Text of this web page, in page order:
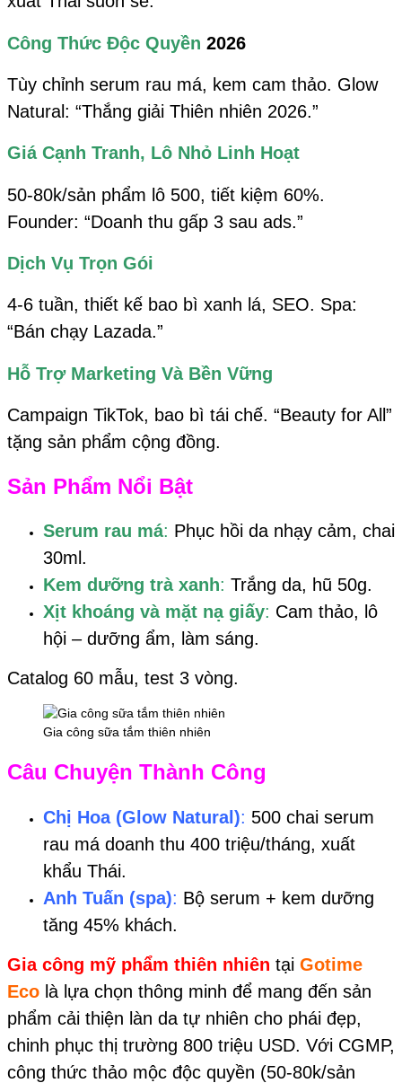
Công Thức Độc Quyền 2026
Tùy chỉnh serum rau má, kem cam thảo. Glow
Natural: “Thắng giải Thiên nhiên 2026.”
Giá Cạnh Tranh, Lô Nhỏ Linh Hoạt
50-80k/sản phẩm lô 500, tiết kiệm 60%.
Founder: “Doanh thu gấp 3 sau ads.”
Dịch Vụ Trọn Gói
4-6 tuần, thiết kế bao bì xanh lá, SEO. Spa:
“Bán chạy Lazada.”
Hỗ Trợ Marketing Và Bền Vững
Campaign TikTok, bao bì tái chế. “Beauty for All”
tặng sản phẩm cộng đồng.
Sản Phẩm Nổi Bật
Serum rau má: Phục hồi da nhạy cảm, chai
30ml.
Kem dưỡng trà xanh: Trắng da, hũ 50g.
Xịt khoáng và mặt nạ giấy: Cam thảo, lô
hội – dưỡng ẩm, làm sáng.
Catalog 60 mẫu, test 3 vòng.
Gia công sữa tắm thiên nhiên
Câu Chuyện Thành Công
Chị Hoa (Glow Natural): 500 chai serum
rau má doanh thu 400 triệu/tháng, xuất
khẩu Thái.
Anh Tuấn (spa): Bộ serum + kem dưỡng
tăng 45% khách.
Gia công mỹ phẩm thiên nhiên tại Gotime
Eco là lựa chọn thông minh để mang đến sản
phẩm cải thiện làn da tự nhiên cho phái đẹp,
chinh phục thị trường 800 triệu USD. Với CGMP,
công thức thảo mộc độc quyền (50-80k/sản